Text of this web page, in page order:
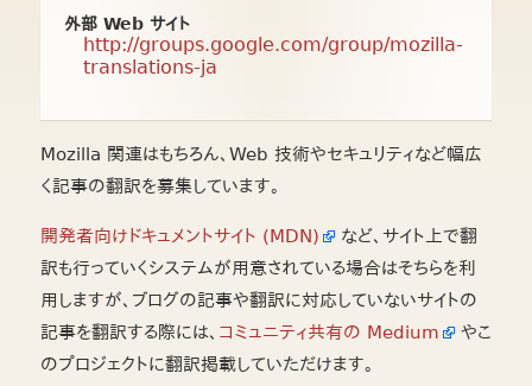
外部 Web サイト
http://groups.google.com/group/mozilla-
translations-ja
Mozilla 関連はもちろん、Web 技術やセキュリティなど幅広
く記事の翻訳を募集しています。
開発者向けドキュメントサイト (MDN)
など、サイト上で翻
訳も行っていくシステムが用意されている場合はそちらを利
用しますが、ブログの記事や翻訳に対応していないサイトの
記事を翻訳する際には、 コミュニティ共有の Medium
やこ
のプロジェクトに翻訳掲載していただけます。